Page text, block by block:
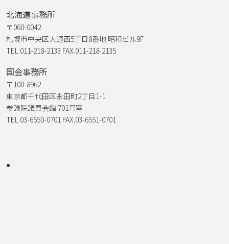
北海道事務所
〒060-0042
札幌市中央区大通西5丁目8番地 昭和ビル9F
TEL.011-218-2133 FAX.011-218-2135
国会事務所
〒100-8962
東京都千代田区永田町2丁目1-1
参議院議員会館 701号室
TEL.03-6550-0701 FAX.03-6551-0701